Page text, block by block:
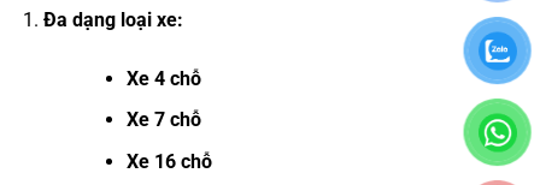
Đa dạng loại xe:
Xe 4 chỗ
Xe 7 chỗ
Xe 16 chỗ